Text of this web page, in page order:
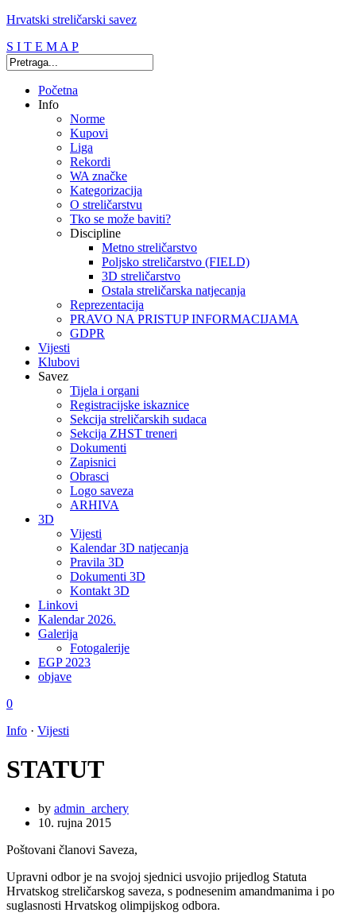
Hrvatski streličarski savez
S I T E M A P
Početna
Info
Norme
Kupovi
Liga
Rekordi
WA značke
Kategorizacija
O streličarstvu
Tko se može baviti?
Discipline
Metno streličarstvo
Poljsko streličarstvo (FIELD)
3D streličarstvo
Ostala streličarska natjecanja
Reprezentacija
PRAVO NA PRISTUP INFORMACIJAMA
GDPR
Vijesti
Klubovi
Savez
Tijela i organi
Registracijske iskaznice
Sekcija streličarskih sudaca
Sekcija ZHST treneri
Dokumenti
Zapisnici
Obrasci
Logo saveza
ARHIVA
3D
Vijesti
Kalendar 3D natjecanja
Pravila 3D
Dokumenti 3D
Kontakt 3D
Linkovi
Kalendar 2026.
Galerija
Fotogalerije
EGP 2023
objave
0
Info · Vijesti
STATUT
by admin_archery
10. rujna 2015
Poštovani članovi Saveza,
Upravni odbor je na svojoj sjednici usvojio prijedlog Statuta
Hrvatskog streličarskog saveza, s podnesenim amandmanima i po
suglasnosti Hrvatskog olimpijskog odbora.